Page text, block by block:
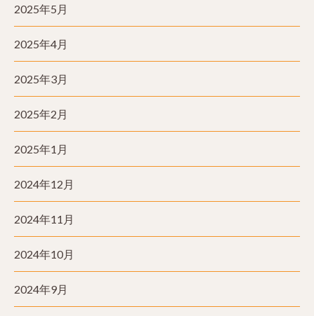
2025年5月
2025年4月
2025年3月
2025年2月
2025年1月
2024年12月
2024年11月
2024年10月
2024年9月